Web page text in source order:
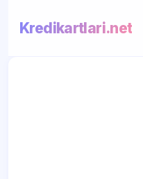
Kredikartlari.net